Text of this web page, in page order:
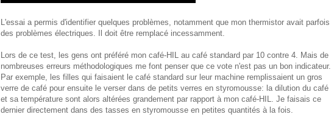
L'essai a permis d'identifier quelques problèmes, notamment que mon thermistor avait parfois
des problèmes électriques. Il doit être remplacé incessamment.
Lors de ce test, les gens ont préféré mon café-HIL au café standard par 10 contre 4. Mais de
nombreuses erreurs méthodologiques me font penser que ce vote n'est pas un bon indicateur.
Par exemple, les filles qui faisaient le café standard sur leur machine remplissaient un gros
verre de café pour ensuite le verser dans de petits verres en styromousse: la dilution du café
et sa température sont alors altérées grandement par rapport à mon café-HIL. Je faisais ce
dernier directement dans des tasses en styromousse en petites quantités à la fois.